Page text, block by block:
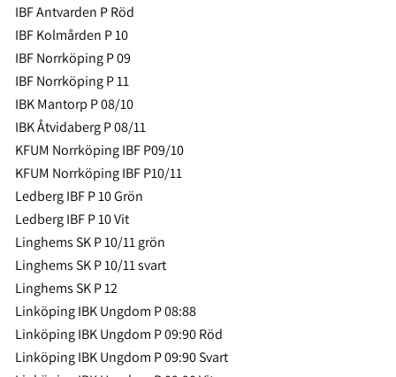
IBF Antvarden P Röd
IBF Kolmården P 10
IBF Norrköping P 09
IBF Norrköping P 11
IBK Mantorp P 08/10
IBK Åtvidaberg P 08/11
KFUM Norrköping IBF P09/10
KFUM Norrköping IBF P10/11
Ledberg IBF P 10 Grön
Ledberg IBF P 10 Vit
Linghems SK P 10/11 grön
Linghems SK P 10/11 svart
Linghems SK P 12
Linköping IBK Ungdom P 08:88
Linköping IBK Ungdom P 09:90 Röd
Linköping IBK Ungdom P 09:90 Svart